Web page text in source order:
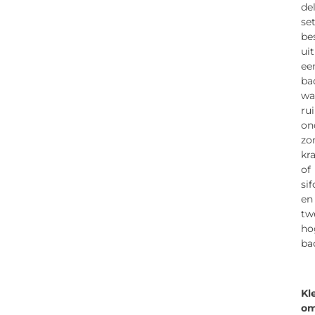
set
uit
of
en